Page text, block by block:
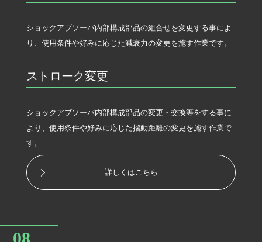
ショックアブソーバ内部構成部品の組合せを変更する事によ
り、使用条件や好みに応じた減衰力の変更を施す作業です。
ストローク変更
ショックアブソーバ内部構成部品の変更・交換等をする事に
より、使用条件や好みに応じた摺動距離の変更を施す作業で
す。
詳しくはこちら